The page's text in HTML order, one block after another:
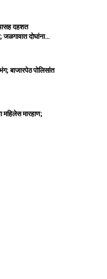
दहशत
जळगावात दोघांना…
बाजारपेठ पोलिसांत
महिलेस मारहाण;